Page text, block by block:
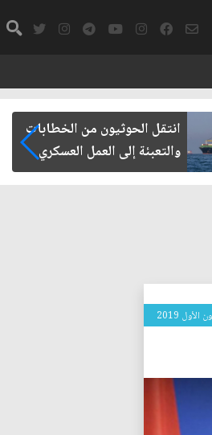
انتقل الحوثيون من الخطابات
والتعبئة إلى العمل العسكري